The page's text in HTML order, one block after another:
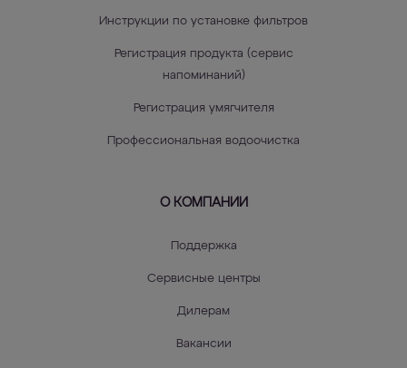
Инструкции по установке фильтров
Регистрация продукта (сервис
напоминаний)
Регистрация умягчителя
Профессиональная водоочистка
О КОМПАНИИ
Поддержка
Сервисные центры
Дилерам
Вакансии